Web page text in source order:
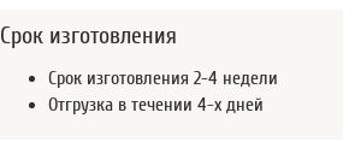
Срок изготовления
Срок изготовления 2-4 недели
Отгрузка в течении 4-х дней